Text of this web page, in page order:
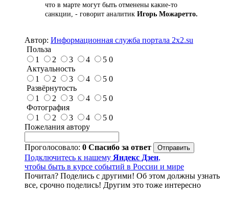
что в марте могут быть отменены какие-то
санкции, - говорит аналитик Игорь Можаретто.
Автор: Информационная служба портала 2x2.su
Польза
1
2 3 4 5 0
Актуальность
1
2 3 4 5 0
Развёрнутость
1
2 3 4 5 0
Фотография
1
2 3 4 5 0
Пожелания автору
Проголосовало: 0 Спасибо за ответ
Подключитесь к нашему Яндекс Дзен,
чтобы быть в курсе событий в России и мире
Почитал? Поделись с другими! Об этом должны узнать
все, срочно поделись! Другим это тоже интересно